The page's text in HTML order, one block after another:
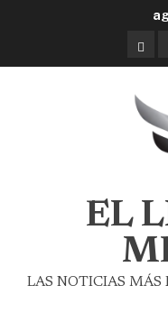
EL
LAS NOTICIAS MÁS